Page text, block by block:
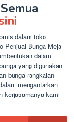
dalam toko
Penjual Bunga Meja
dalam
yang digunakan
bunga rangkaian
mengantarkan
kerjasamanya kami